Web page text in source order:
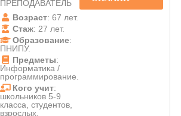
ПРЕПОДАВАТЕЛЬ
Возраст: 67 лет.
Стаж: 27 лет.
Образование:
ПНИПУ.
Предметы:
Информатика /
программирование.
Кого учит:
школьников 5-9
класса, студентов,
взрослых.